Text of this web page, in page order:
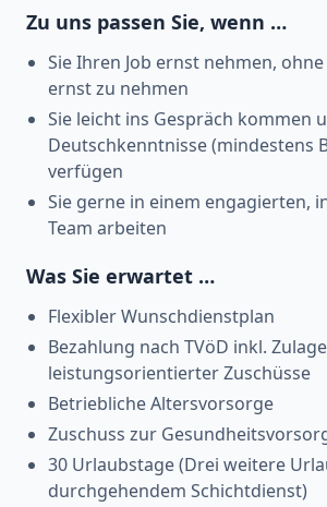
Zu uns passen Sie, wenn …
Sie Ihren Job ernst nehmen,
ernst zu nehmen
Sie leicht ins Gespräch kommen
Deutschkenntnisse (mindestens
verfügen
Sie gerne in einem engagierten,
Team arbeiten
Was Sie erwartet …
Flexibler Wunschdienstplan
Bezahlung nach TVöD inkl.
leistungsorientierter Zuschüsse
Betriebliche Altersvorsorge
Zuschuss zur
30 Urlaubstage (Drei weitere
durchgehendem Schichtdienst)